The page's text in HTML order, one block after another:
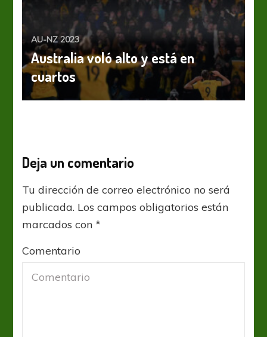
AU-NZ 2023
Australia voló alto y está en
cuartos
Deja un comentario
Tu dirección de correo electrónico no será
publicada. Los campos obligatorios están
marcados con*
Comentario